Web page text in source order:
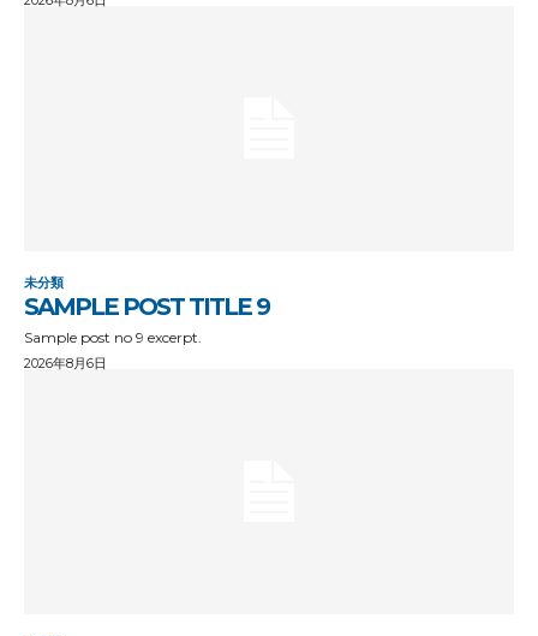
未分類
SAMPLE POST TITLE 9
Sample post no 9 excerpt.
2026年8月6日